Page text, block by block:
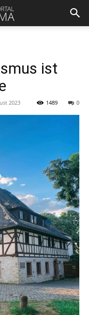
ist
2023 0
1489